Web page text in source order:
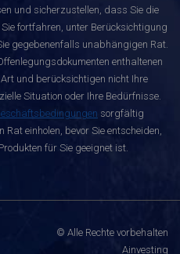
und sicherzustellen, dass Sie die
fortfahren, unter Berücksichtigung
gegebenenfalls unabhängigen Rat.
enthaltenen
und berücksichtigen nicht Ihre
Situation oder Ihre Bedürfnisse.
sorgfältig
einholen, bevor Sie entscheiden,
für Sie geeignet ist.
© Alle Rechte vorbehalten
Ainvesting